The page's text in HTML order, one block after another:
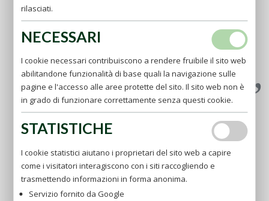
Dobbiamo avere un basso concetto di noi stessi.
quello degli altri. Pensiamo che Gesù amava chiamarsi
"Figlio dell'uomo" Nascondendo la sua natura divina.
(AP)
RICHIEDI LA TUA PREGHIERA
rilasciati.
NECESSARI
I cookie necessari contribuiscono a rendere fruibile il sito web
abilitandone funzionalità di base quali la navigazione sulle
pagine e l'accesso alle aree protette del sito. Il sito web non è
in grado di funzionare correttamente senza questi cookie.
STATISTICHE
I cookie statistici aiutano i proprietari del sito web a capire
come i visitatori interagiscono con i siti raccogliendo e
trasmettendo informazioni in forma anonima.
Servizio fornito da Google